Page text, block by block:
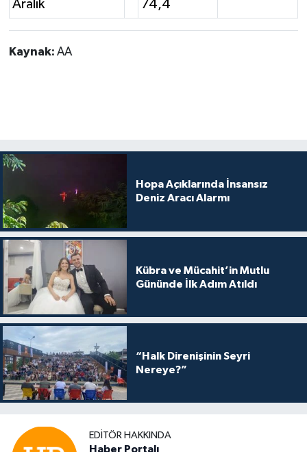
Aralık 74,4
Kaynak: AA
Hopa Açıklarında İnsansız
Deniz Aracı Alarmı
Kübra ve Mücahit’in Mutlu
Gününde İlk Adım Atıldı
“Halk Direnişinin Seyri
Nereye?”
EDITÖR HAKKINDA
Haber Portalı